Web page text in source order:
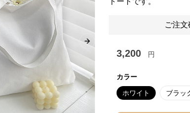
Next slide
ご注
3,200 円
カラー
ホワイト ブラッ